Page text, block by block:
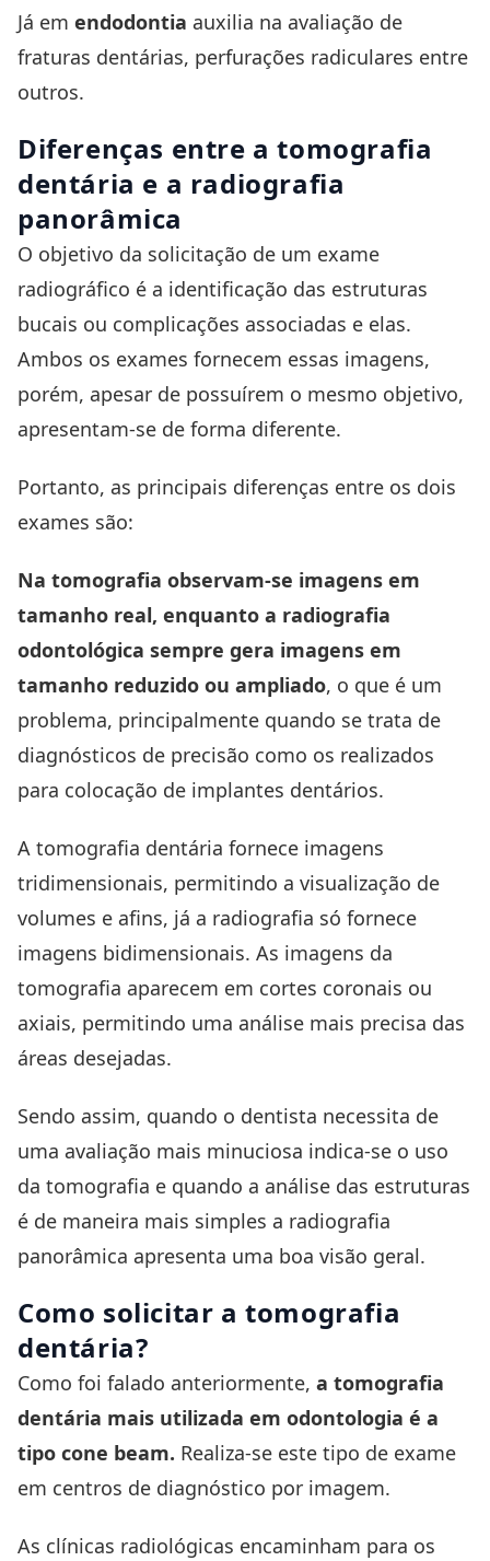
Já em endodontia auxilia na avaliação de
fraturas dentárias, perfurações radiculares entre
outros.
Diferenças entre a tomografia
dentária e a radiografia
panorâmica
O objetivo da solicitação de um exame
radiográfico é a identificação das estruturas
bucais ou complicações associadas e elas.
Ambos os exames fornecem essas imagens,
porém, apesar de possuírem o mesmo objetivo,
apresentam-se de forma diferente.
Portanto, as principais diferenças entre os dois
exames são:
Na tomografia observam-se imagens em
tamanho real, enquanto a radiografia
odontológica sempre gera imagens em
tamanho reduzido ou ampliado, o que é um
problema, principalmente quando se trata de
diagnósticos de precisão como os realizados
para colocação de implantes dentários.
A tomografia dentária fornece imagens
tridimensionais, permitindo a visualização de
volumes e afins, já a radiografia só fornece
imagens bidimensionais. As imagens da
tomografia aparecem em cortes coronais ou
axiais, permitindo uma análise mais precisa das
áreas desejadas.
Sendo assim, quando o dentista necessita de
uma avaliação mais minuciosa indica-se o uso
da tomografia e quando a análise das estruturas
é de maneira mais simples a radiografia
panorâmica apresenta uma boa visão geral.
Como solicitar a tomografia
dentária?
Como foi falado anteriormente, a tomografia
dentária mais utilizada em odontologia é a
tipo cone beam. Realiza-se este tipo de exame
em centros de diagnóstico por imagem.
As clínicas radiológicas encaminham para os